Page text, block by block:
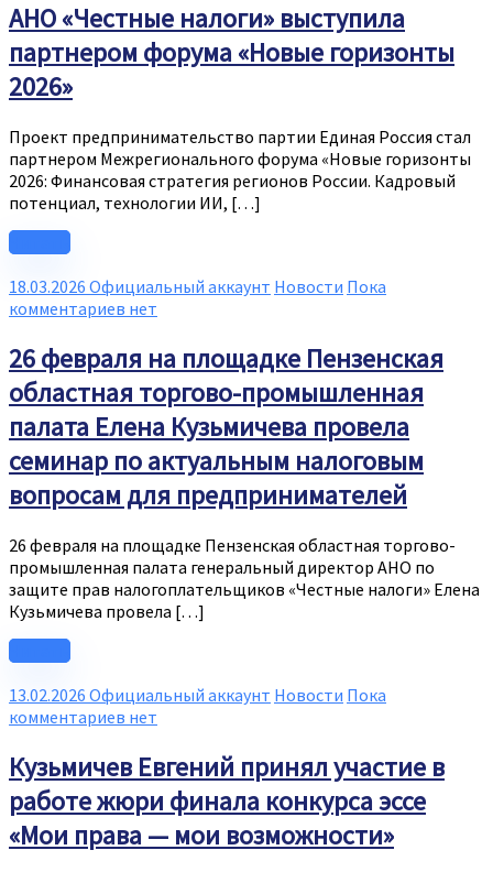
АНО «Честные налоги» выступила
партнером форума «Новые горизонты
2026»
Проект предпринимательство партии Единая Россия стал
партнером Межрегионального форума «Новые горизонты
2026: Финансовая стратегия регионов России. Кадровый
потенциал, технологии ИИ, […]
18.03.2026 Официальный аккаунт Новости Пока
комментариев нет
26 февраля на площадке Пензенская
областная торгово-промышленная
палата Елена Кузьмичева провела
семинар по актуальным налоговым
вопросам для предпринимателей
26 февраля на площадке Пензенская областная торгово-
промышленная палата генеральный директор АНО по
защите прав налогоплательщиков «Честные налоги» Елена
Кузьмичева провела […]
13.02.2026 Официальный аккаунт Новости Пока
комментариев нет
Кузьмичев Евгений принял участие в
работе жюри финала конкурса эссе
«Мои права — мои возможности»